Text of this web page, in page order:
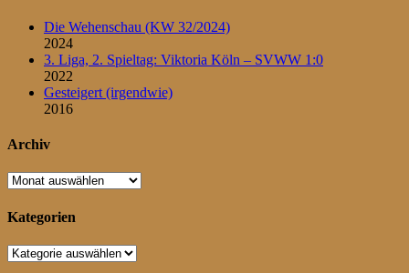
Die Wehenschau (KW 32/2024)
2024
3. Liga, 2. Spieltag: Viktoria Köln – SVWW 1:0
2022
Gesteigert (irgendwie)
2016
Archiv
Archiv
Kategorien
Kategorien